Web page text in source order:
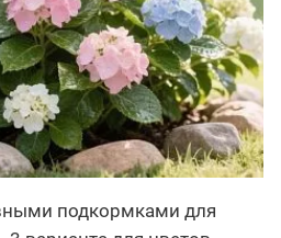
подкормками для